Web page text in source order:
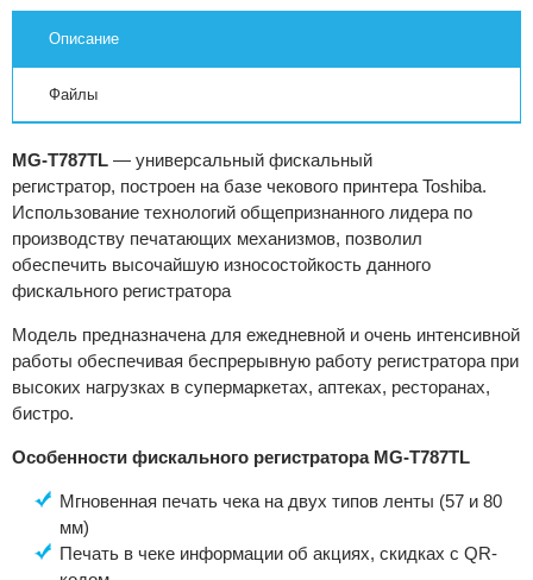
Описание
Файлы
MG-T787TL — универсальный фискальный
регистратор, построен на базе чекового принтера Toshiba.
Использование технологий общепризнанного лидера по
производству печатающих механизмов, позволил
обеспечить высочайшую износостойкость данного
фискального регистратора
Модель предназначена для ежедневной и очень интенсивной
работы обеспечивая беспрерывную работу регистратора при
высоких нагрузках в супермаркетах, аптеках, ресторанах,
бистро.
Особенности фискального регистратора MG-T787TL
Мгновенная печать чека на двух типов ленты (57 и 80
мм)
Печать в чеке информации об акциях, скидках с QR-